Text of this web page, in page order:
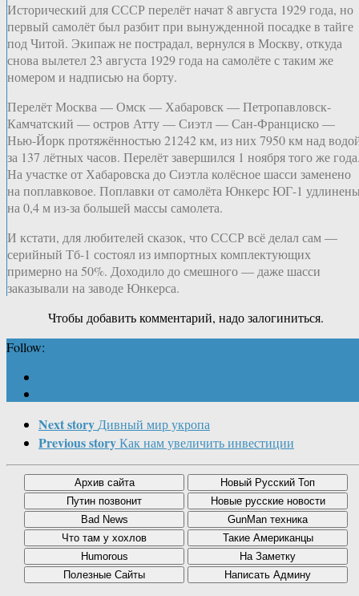
Исторический для СССР перелёт начат 8 августа 1929 года, но
первый самолёт был разбит при вынужденной посадке в тайге
под Читой. Экипаж не пострадал, вернулся в Москву, откуда
снова вылетел 23 августа 1929 года на самолёте с таким же
номером и надписью на борту.
Перелёт Москва — Омск — Хабаровск — Петропавловск-
Камчатский — остров Атту — Сиэтл — Сан-Франциско —
Нью-Йорк протяжённостью 21242 км, из них 7950 км над
за 137 лётных часов. Перелёт завершился 1 ноября того же
На участке от Хабаровска до Сиэтла колёсное шасси заменено
на поплавковое. Поплавки от самолёта Юнкерс ЮГ-1
на 0,4 м из-за большей массы самолета.
И кстати, для любителей сказок, что СССР всё делал сам —
серийный Тб-1 состоял из импортных комплектующих
примерно на 50%. Доходило до смешного — даже шасси
заказывали на заводе Юнкерса.
Чтобы добавить комментарий, надо залогиниться.
Follow:
Next storyДивный мир укропа
Previous storyКак нам увеличить инвестиции